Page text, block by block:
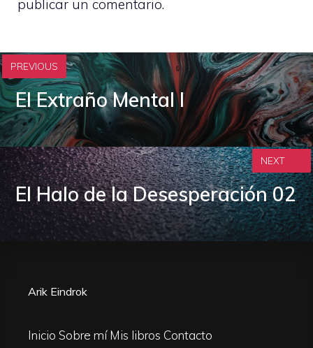
publicar un comentario.
PREVIOUS
El Extraño Mental I
El Halo de la Desesperación 02
NEXT
Arik Eindrok
Inicio Sobre mí Mis libros Contacto